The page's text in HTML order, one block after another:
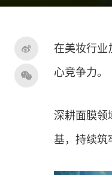
在美妆行业
心竞争力。
深耕面膜领
基，持续筑